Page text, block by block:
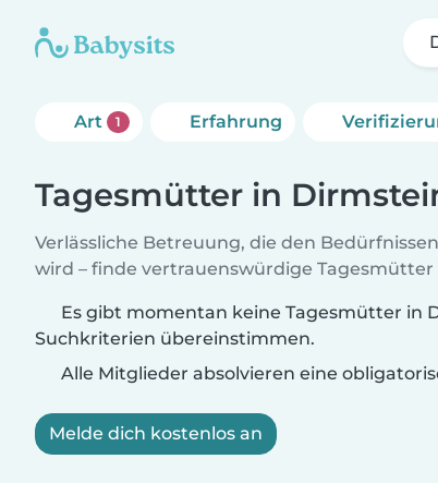
Art 1 Erfahrung
Tagesmütter in
Verlässliche Betreuung, die den
wird – finde vertrauenswürdige
Es gibt momentan keine Tagesmütter in
Suchkriterien übereinstimmen.
Alle Mitglieder absolvieren eine
Melde dich kostenlos an